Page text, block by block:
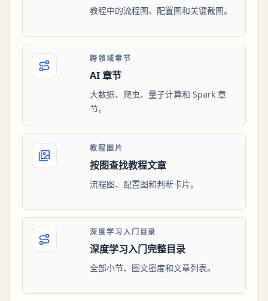
教程中的流程图、配置图和关键截图。
跨领域章节
AI 章节
大数据、爬虫、量子计算和 Spark 章
节。
教程图片
按图查找教程文章
流程图、配置图和判断卡片。
深度学习入门目录
深度学习入门完整目录
全部小节、图文密度和文章列表。